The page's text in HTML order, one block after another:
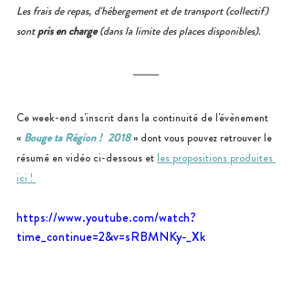
Les frais de repas, d'hébergement et de transport (collectif)
sont pris en charge (dans la limite des places disponibles).
Ce week-end s'inscrit dans la continuité de l'évènement
« Bouge ta Région !  2018 » dont vous pouvez retrouver le
résumé en vidéo ci-dessous et les propositions produites
ici !
https://www.youtube.com/watch?
time_continue=2&v=sRBMNKy-_Xk